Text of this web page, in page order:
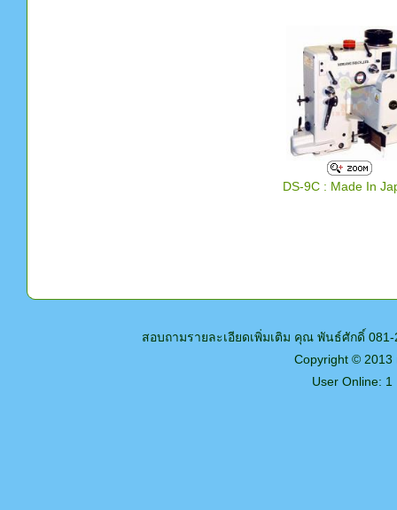
DS-9C : Made In
สอบถามรายละเอียดเพิ่มเติม คุณ พันธ์ศักดิ์
Copyright © 2013
User Online: 1